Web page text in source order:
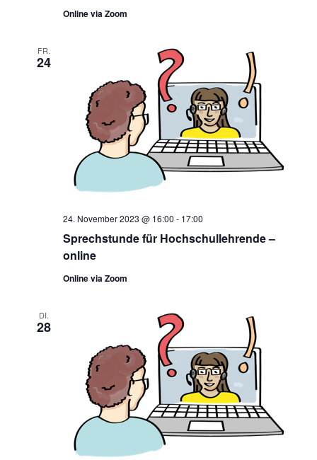
Online via Zoom
FR.
24
Sprechstunde für Hochschullehrende –
online
24. November 2023 @ 16:00 - 17:00
Online via Zoom
DI.
28